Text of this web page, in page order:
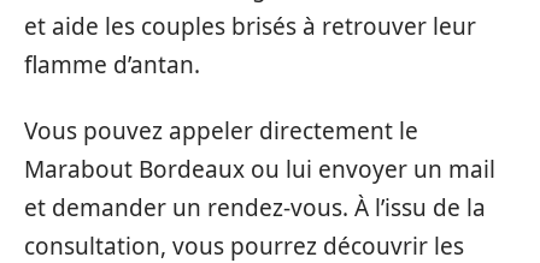
et aide les couples brisés à retrouver leur
flamme d’antan.
Vous pouvez appeler directement le
Marabout Bordeaux ou lui envoyer un mail
et demander un rendez-vous. À l’issu de la
consultation, vous pourrez découvrir les